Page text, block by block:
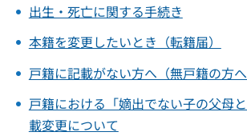
出生・死亡に関する手続き
本籍を変更したいとき（転籍届）
戸籍に記載がない方へ（無戸籍の方へ
戸籍における「嫡出でない子の父母
載変更について